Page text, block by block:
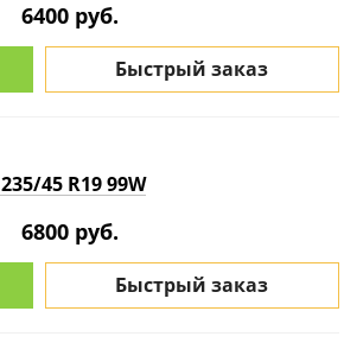
6400 руб.
Быстрый заказ
235/45 R19 99W
6800 руб.
Быстрый заказ